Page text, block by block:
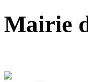
Mairie